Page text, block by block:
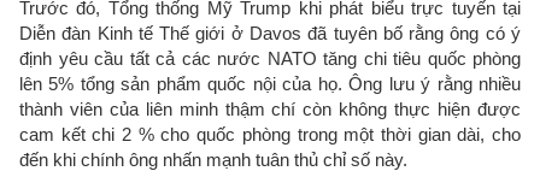
Trước đó, Tổng thống Mỹ Trump khi phát biểu trực tuyến tại
Diễn đàn Kinh tế Thế giới ở Davos đã tuyên bố rằng ông có ý
định yêu cầu tất cả các nước NATO tăng chi tiêu quốc phòng
lên 5% tổng sản phẩm quốc nội của họ. Ông lưu ý rằng nhiều
thành viên của liên minh thậm chí còn không thực hiện được
cam kết chi 2 % cho quốc phòng trong một thời gian dài, cho
đến khi chính ông nhấn mạnh tuân thủ chỉ số này.